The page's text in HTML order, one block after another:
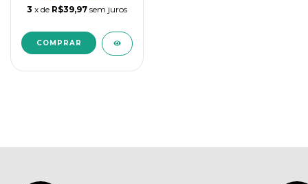
3 x de R$39,97 sem juros